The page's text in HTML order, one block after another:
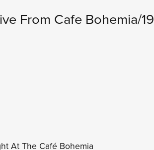
From Cafe Bohemia/
At The Café Bohemia